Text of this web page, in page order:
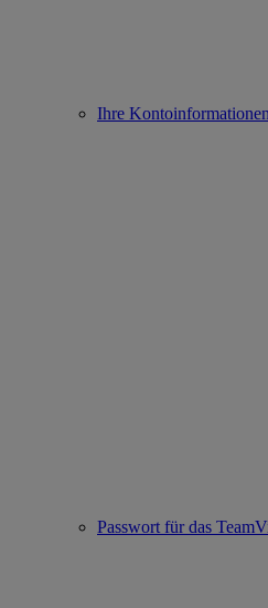
Ihre
Passwort für das